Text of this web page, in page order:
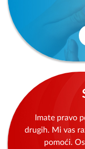
Imate pravo
drugih. Mi vas
pomoći.